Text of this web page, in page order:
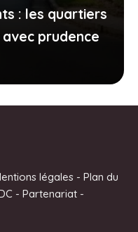
: les quartiers
prudence
légales- Plan du
- Partenariat -